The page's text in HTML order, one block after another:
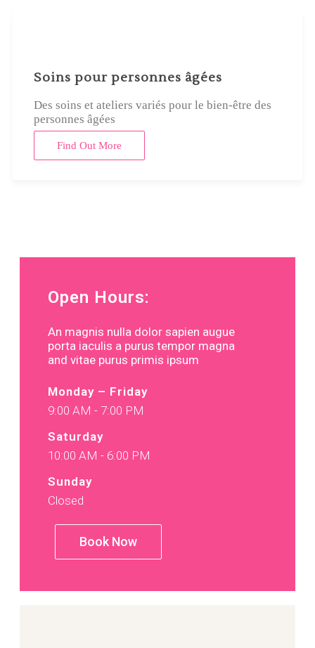
Soins pour personnes âgées
Des soins et ateliers variés pour le bien-être des
personnes âgées
Find Out More
Open Hours:
An magnis nulla dolor sapien augue
porta iaculis a purus tempor magna
and vitae purus primis ipsum
Monday – Friday
9:00 AM - 7:00 PM
Saturday
10:00 AM - 6:00 PM
Sunday
Closed
Book Now